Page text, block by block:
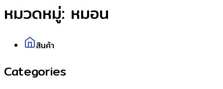
หมวดหมู่: หมอน
สินค้า
Categories